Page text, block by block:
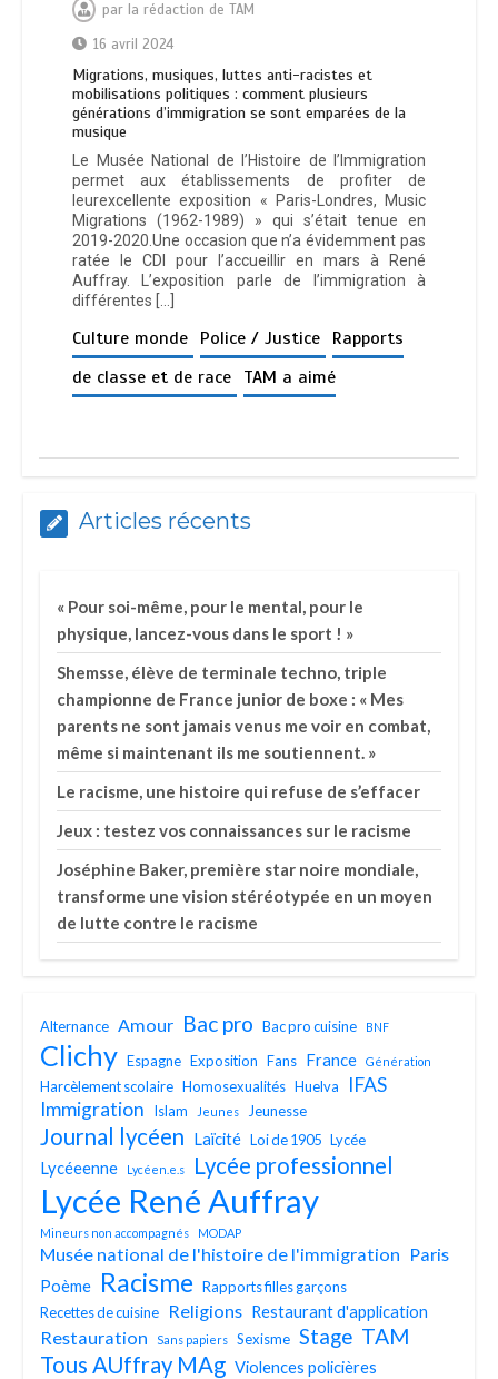
par la rédaction de TAM
16 avril 2024
Migrations, musiques, luttes anti-racistes et
mobilisations politiques : comment plusieurs
générations d’immigration se sont emparées de la
musique
Le Musée National de l’Histoire de l’Immigration
permet aux établissements de profiter de
leurexcellente exposition « Paris-Londres, Music
Migrations (1962-1989) » qui s’était tenue en
2019-2020.Une occasion que n’a évidemment pas
ratée le CDI pour l’accueillir en mars à René
Auffray. L’exposition parle de l’immigration à
différentes […]
Culture monde Police / Justice Rapports
de classe et de race TAM a aimé
Articles récents
« Pour soi-même, pour le mental, pour le
physique, lancez-vous dans le sport ! »
Shemsse, élève de terminale techno, triple
championne de France junior de boxe : « Mes
parents ne sont jamais venus me voir en combat,
même si maintenant ils me soutiennent. »
Le racisme, une histoire qui refuse de s’effacer
Jeux : testez vos connaissances sur le racisme
Joséphine Baker, première star noire mondiale,
transforme une vision stéréotypée en un moyen
de lutte contre le racisme
Alternance Amour Bac pro Bac pro cuisine BNF
Clichy Espagne Exposition Fans France Génération
Harcèlement scolaire Homosexualités Huelva
IFAS
Immigration
Islam Jeunes Jeunesse
Journal lycéen Laïcité Loi de 1905 Lycée
Lycéeenne Lycéen.e.s Lycée professionnel
Lycée René Auffray
Mineurs non accompagnés MODAP
Musée national de l'histoire de l'immigration Paris
Poème Racisme Rapports filles garçons
Recettes de cuisine
Religions Restaurant d'application
Restauration Sans papiers Sexisme Stage TAM
Tous AUffray MAg Violences policières